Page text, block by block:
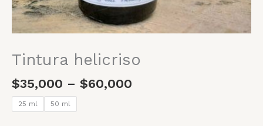
Tintura helicriso
$35,000 – $60,000
25 ml 50 ml